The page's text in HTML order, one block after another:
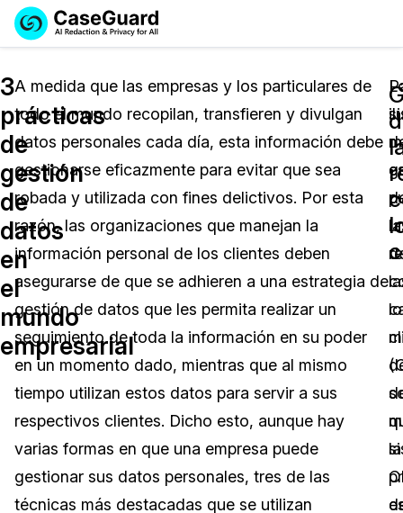
Licencia de CaseGuard Studio
Precios de Redacción a Pedido
Soluciones
Redacción de vídeos
Redacción de documentos
Redacción de audio
Redacción de imágenes
Transcripción y Traducción
Industrias
Cuerpos Policiales
Transportación
Educación
El Gobierno
Servicios Financieros
Precios
Recursos
Artículos
Casos Practicos
Videoteca
Eventos
Demo
English
Español
3
prácticas
de
gestión
de
datos
en
el
mundo
empresarial
A medida que las empresas y los particulares de
todo el mundo recopilan, transfieren y divulgan
datos personales cada día, esta información debe
gestionarse eficazmente para evitar que sea
robada y utilizada con fines delictivos. Por esta
razón, las organizaciones que manejan la
información personal de los clientes deben
asegurarse de que se adhieren a una estrategia de
gestión de datos que les permita realizar un
seguimiento de toda la información en su poder
en un momento dado, mientras que al mismo
tiempo utilizan estos datos para servir a sus
respectivos clientes. Dicho esto, aunque hay
varias formas en que una empresa puede
gestionar sus datos personales, tres de las
técnicas más destacadas que se utilizan
la